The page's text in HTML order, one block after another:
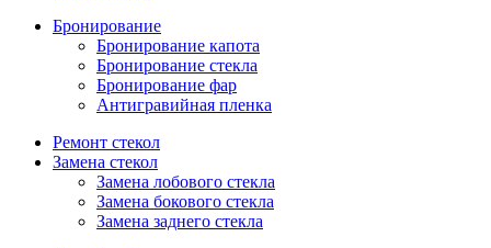
Бронирование
Бронирование капота
Бронирование стекла
Бронирование фар
Антигравийная пленка
Ремонт стекол
Замена стекол
Замена лобового стекла
Замена бокового стекла
Замена заднего стекла